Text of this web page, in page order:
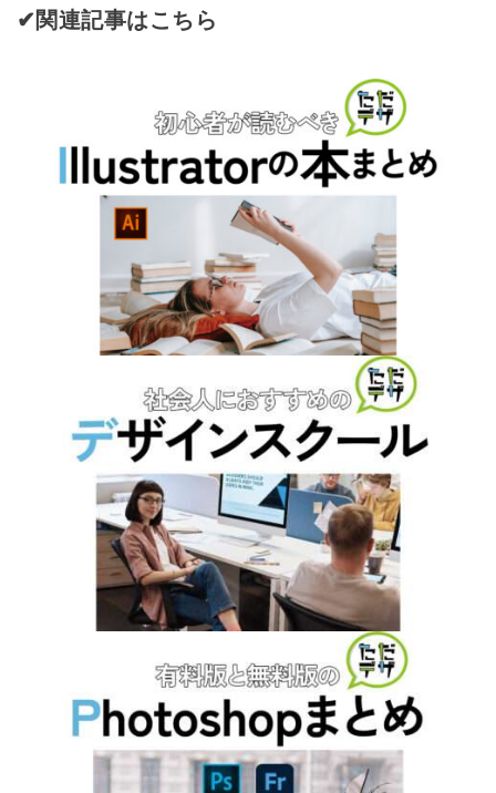
✔︎関連記事はこちら